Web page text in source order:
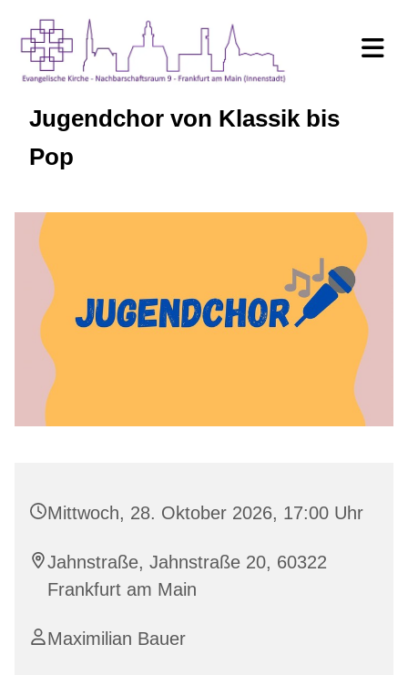
Jugendchor von Klassik bis
Pop
Mittwoch, 28. Oktober 2026, 17:00 Uhr
Jahnstraße, Jahnstraße 20, 60322
Frankfurt am Main
Maximilian Bauer